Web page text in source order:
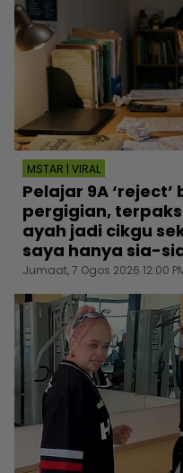
MSTAR | VIRAL
Pelajar 9A
pergigian,
ayah jadi cikgu
saya hanya sia-
Jumaat, 7 Ogos 2026 12:00